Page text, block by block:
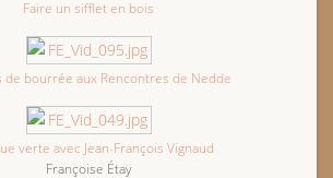
Faire un sifflet en bois
de bourrée aux Rencontres de Nedde
verte avec Jean-François Vignaud
Françoise Étay